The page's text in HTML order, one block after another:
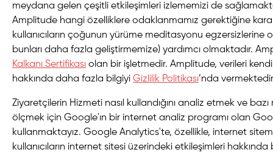
meydana gelen çeşitli etkileşimleri izlememizi de
Amplitude hangi özelliklere odaklanmamız gerektiğine
kullanıcıların çoğunun yürüme meditasyonu egzersizlerine
bunları daha fazla geliştirmemize) yardımcı olmaktadır.
Kalkanı Sertifikası olan bir işletmedir. Amplitude, verileri kendi
hakkında daha fazla bilgiyi Gizlilik Politikası’nda
Ziyaretçilerin Hizmeti nasıl kullandığını analiz etmek ve
ölçmek için Google'ın bir internet analiz programı olan
kullanmaktayız. Google Analytics'te, özellikle, internet
kullanıcıların internet sitesi üzerindeki etkileşimleri